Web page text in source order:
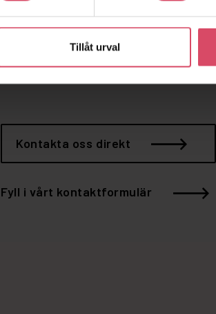
Tillåt urval
Vill du snacka
Hör av dig till oss
Kontakta oss direkt
Fyll i vårt kontaktformulär